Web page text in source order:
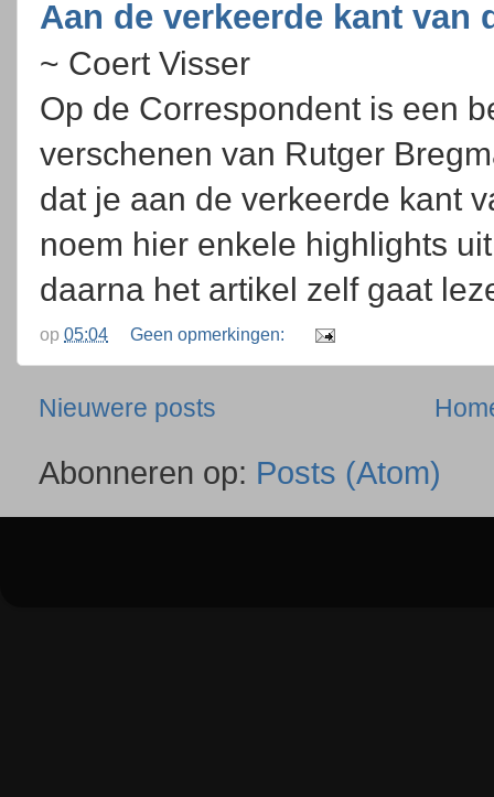
Aan de verkeerde kant van
~ Coert Visser
Op de Correspondent is een
verschenen van Rutger
dat je aan de verkeerde kant
noem hier enkele highlights
daarna het artikel zelf gaat
op 05:04 Geen opmerkingen:
Nieuwere posts
Abonneren op: Posts (Atom)